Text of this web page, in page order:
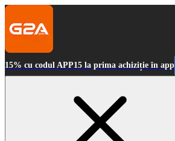
15% cu codul APP15 la prima achiziție în app